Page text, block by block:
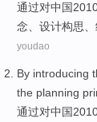
通过对中国
念 、设计构思、
youdao
By introducing
the planning
通过对中国